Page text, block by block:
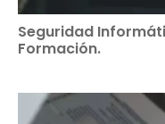
Seguridad
Formación.